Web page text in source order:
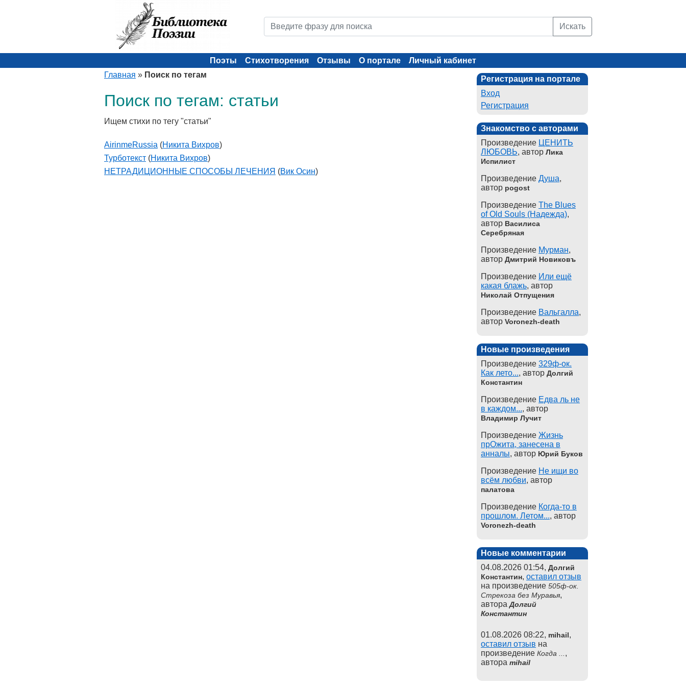
Искать
Поэты Стихотворения Отзывы О портале
Личный кабинет
Главная » Поиск по тегам
Поиск по тегам: статьи
Ищем стихи по тегу "статьи"
AirinmeRussia (Никита Вихров)
Турботекст (Никита Вихров)
НЕТРАДИЦИОННЫЕ СПОСОБЫ ЛЕЧЕНИЯ (Вик Осин)
Регистрация на портале
Вход
Регистрация
Знакомство с авторами
Произведение ЦЕНИТЬ
ЛЮБОВЬ, автор Лика
Испилист
Произведение Душа,
автор pogost
Произведение The Blues
of Old Souls (Надежда),
автор Василиса
Серебряная
Произведение Мурман,
автор Дмитрий Новиковъ
Произведение Или ещё
какая блажь, автор
Николай Отпущения
Произведение Вальгалла,
автор Voronezh-death
Новые произведения
Произведение 329ф-ок.
Как лето..., автор Долгий
Константин
Произведение Едва ль не
в каждом..., автор
Владимир Лучит
Произведение Жизнь
прОжита, занесена в
анналы, автор Юрий Буков
Произведение Не ищи во
всём любви, автор
палатова
Произведение Когда-то в
прошлом. Летом..., автор
Voronezh-death
Новые комментарии
04.08.2026 01:54, Долгий
Константин, оставил отзыв
на произведение 505ф-ок.
Стрекоза без Муравья,
автораДолгий
Константин
01.08.2026 08:22, mihail,
оставил отзыв на
произведение Когда ... ,
автора mihail